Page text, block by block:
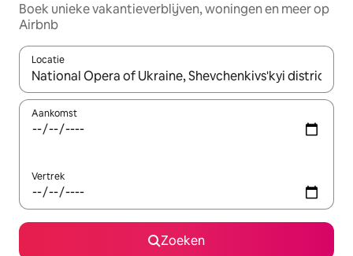
Boek unieke vakantieverblijven, woningen en meer op
Airbnb
Locatie
Wanneer er resultaten beschikbaar zijn, maak je een keuze
Aankomst
Vertrek
Zoeken